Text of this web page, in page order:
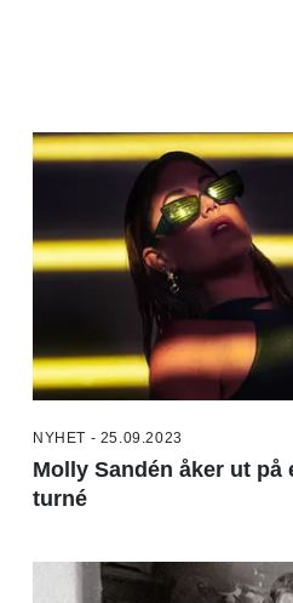
NYHET - 25.09.2023
Molly Sandén åker ut
turné